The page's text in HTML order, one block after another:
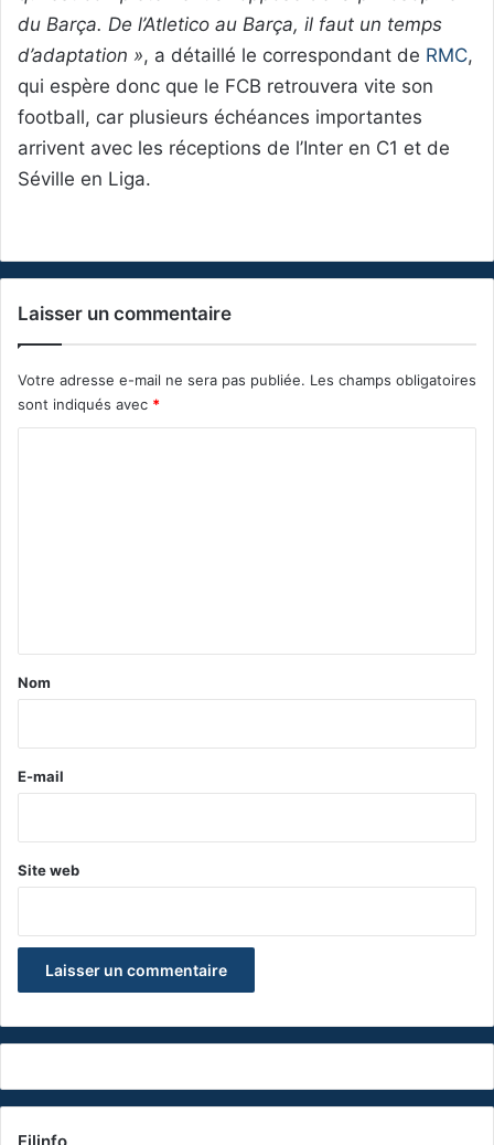
du Barça. De l’Atletico au Barça, il faut un temps
d’adaptation », a détaillé le correspondant de RMC,
qui espère donc que le FCB retrouvera vite son
football, car plusieurs échéances importantes
arrivent avec les réceptions de l’Inter en C1 et de
Séville en Liga.
Laisser un commentaire
Votre adresse e-mail ne sera pas publiée. Les champs obligatoires
sont indiqués avec *
a
e
Nom
E-mail
Site web